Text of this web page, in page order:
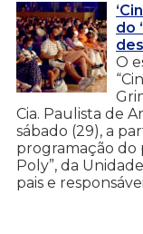
do
O
Cia. Paulista de
sábado (29), a
programação do
Poly”, da
pais e